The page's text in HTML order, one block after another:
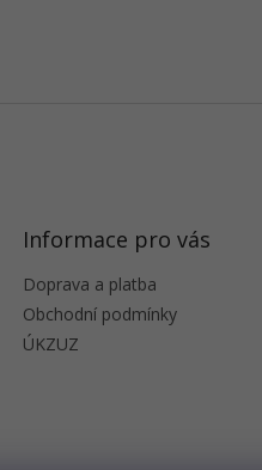
Informace pro vás
Doprava a platba
Obchodní podmínky
ÚKZUZ